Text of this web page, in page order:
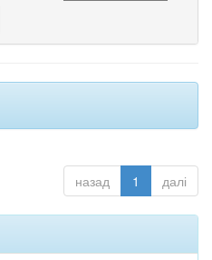
назад 1 далі